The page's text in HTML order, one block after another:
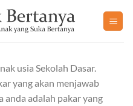
usia Sekolah Dasar.
yang akan menjawab
anda adalah pakar yang